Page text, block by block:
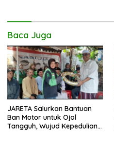
Baca Juga
JARETA Salurkan Bantuan
Ban Motor untuk Ojol
Tangguh, Wujud Kepedulian